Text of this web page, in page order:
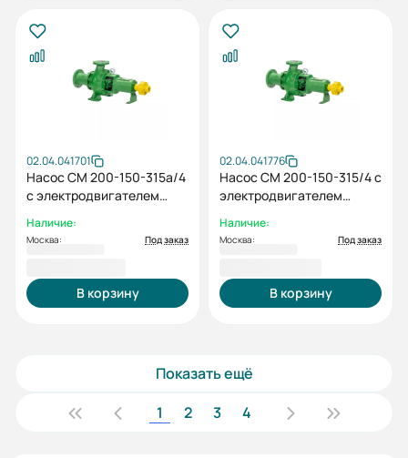
02.04.041701
Насос СМ 200-150-315а/4
с электродвигателем
Наличие:
Москва: Под заказ
В корзину
02.04.041776
Насос СМ 200-150-315/4 с
электродвигателем
Наличие:
Москва: Под заказ
В корзину
Показать ещё
1
2 3 4